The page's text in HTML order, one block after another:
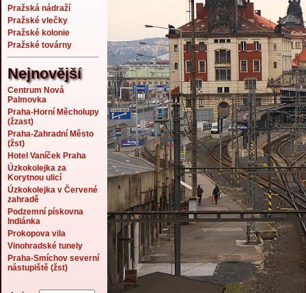
Pražská nádraží
Pražské vlečky
Pražské kolonie
Pražské továrny
Nejnovější
Centrum Nová
Palmovka
Praha-Horní Měcholupy
(žzast)
Praha-Zahradní Město
(žst)
Hotel Vaníček Praha
Úzkokolejka za
Korytnou ulicí
Úzkokolejka v Červené
zahradě
Podzemní pískovna
Indiánka
Prokopova vila
Vinohradské tunely
Praha-Smíchov severní
nástupiště (žst)